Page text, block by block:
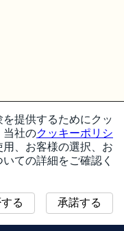
提供するためにクッ
当社のクッキーポリシ
、お客様の選択、お
ての詳細をご確認く
承諾する
る